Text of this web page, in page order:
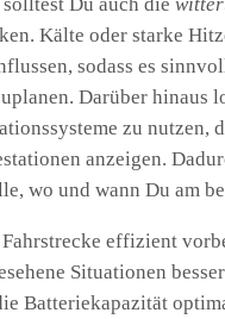
Kälte oder starke
sodass es
Darüber hinaus
zu nutzen,
anzeigen.
wo und wann Du am
effizient
Situationen
Batteriekapazität